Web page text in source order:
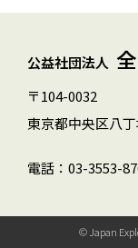
公益社団法人
〒104-0032
東京都中央区八
電話：03-3553-
© Japan